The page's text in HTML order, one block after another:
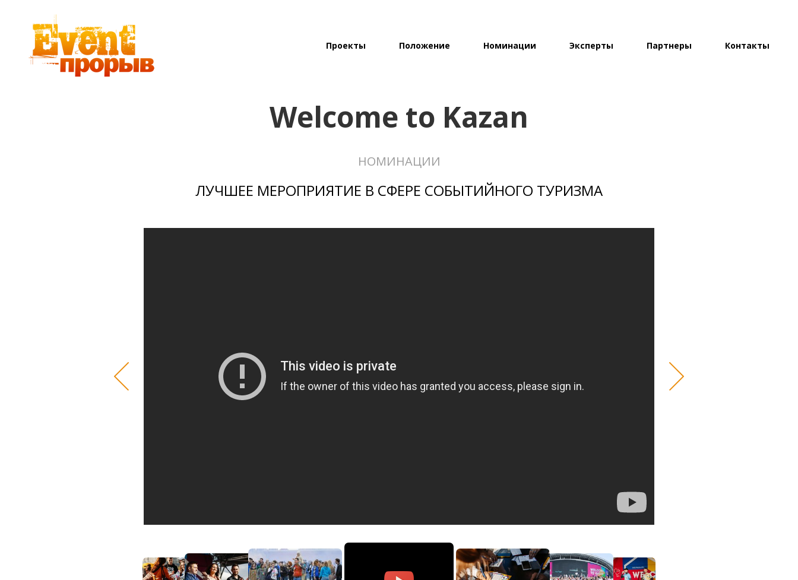
Проекты Положение Номинации Эксперты Партнеры Контакты
Welcome to Kazan
НОМИНАЦИИ
ЛУЧШЕЕ МЕРОПРИЯТИЕ В СФЕРЕ СОБЫТИЙНОГО ТУРИЗМА